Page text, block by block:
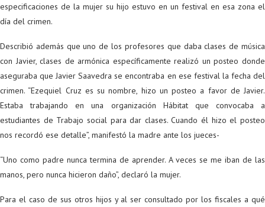
especificaciones de la mujer su hijo estuvo en un festival en esa zona el
día del crimen.
Describió además que uno de los profesores que daba clases de música
con Javier, clases de armónica específicamente realizó un posteo donde
aseguraba que Javier Saavedra se encontraba en ese festival la fecha del
crimen. “Ezequiel Cruz es su nombre, hizo un posteo a favor de Javier.
Estaba trabajando en una organización Hábitat que convocaba a
estudiantes de Trabajo social para dar clases. Cuando él hizo el posteo
nos recordó ese detalle”, manifestó la madre ante los jueces-
“Uno como padre nunca termina de aprender. A veces se me iban de las
manos, pero nunca hicieron daño”, declaró la mujer.
Para el caso de sus otros hijos y al ser consultado por los fiscales a qué